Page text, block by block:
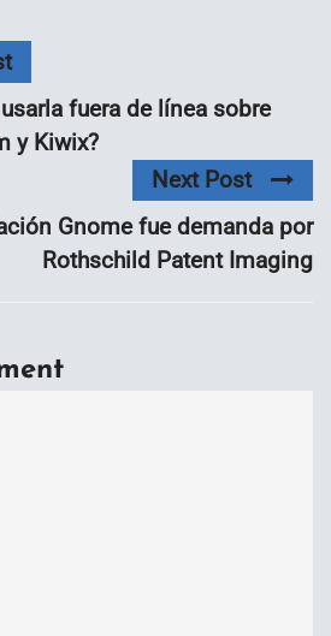
fuera de línea sobre
y Kiwix?
Next Post
Gnome fue demanda por
Rothschild Patent Imaging